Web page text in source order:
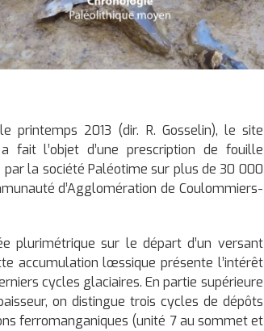
printemps 2013 (dir. R. Gosselin), le site
l’objet d’une prescription de fouille
la société Paléotime sur plus de 30 000
d’Agglomération de Coulommiers-
plurimétrique sur le départ d’un versant
accumulation lœssique présente l’intérêt
cycles glaciaires. En partie supérieure
on distingue trois cycles de dépôts
ferromanganiques (unité 7 au sommet et